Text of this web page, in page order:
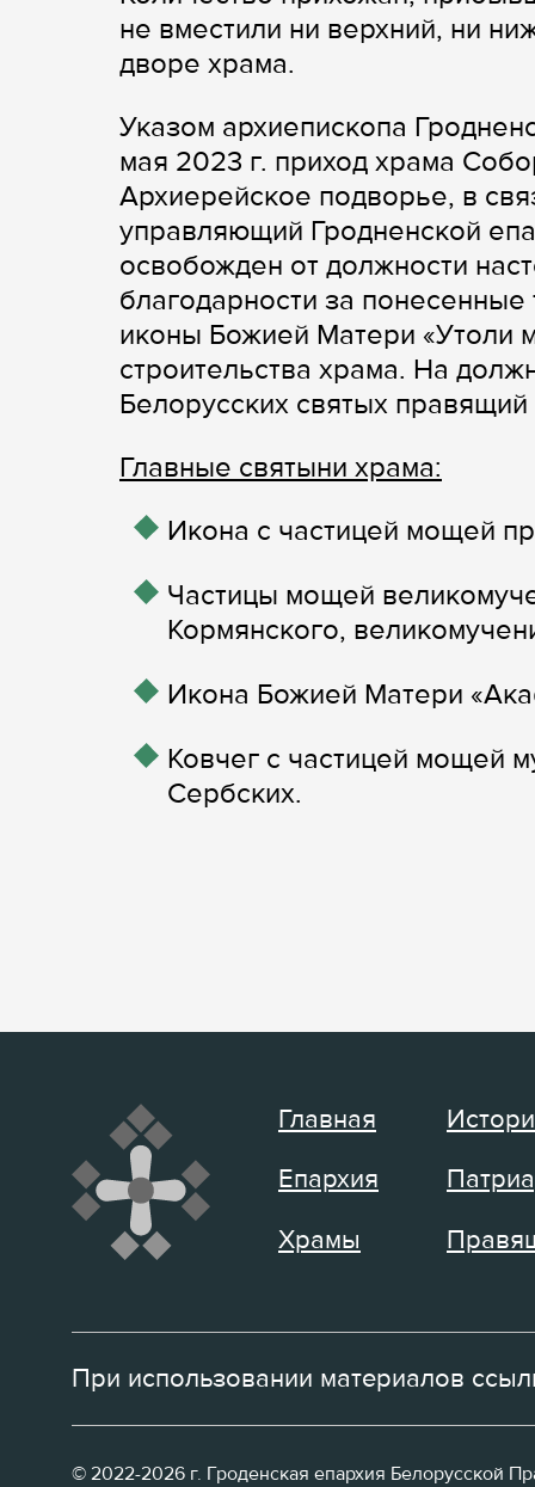
не вместили ни верхний, ни
дворе храма.
Указом архиепископа
мая 2023 г. приход храма
Архиерейское подворье, в
управляющий Гродненской
освобожден от должности
благодарности за
иконы Божией Матери «Утоли
строительства храма. На
Белорусских святых
Главные святыни храма:
Икона с частицей мощей
Частицы мощей
Кормянского,
Икона Божией Матери
Ковчег с частицей мощей
Сербских.
Главная
Епархия
Храмы
При использовании материалов
© 2022-2026 г. Гроденская епархия Белорусской